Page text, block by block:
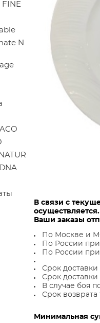
N
В связи с
осуществляется.
Ваши заказы
По Москве и
По России при
По России при
Срок доставки
Срок доставки
В случае боя
Срок возврата
Минимальная